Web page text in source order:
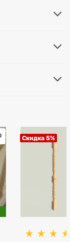
Скидка 5%